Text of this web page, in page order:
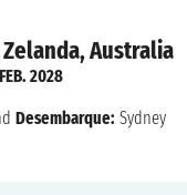
Australia
2028
Desembarque: Sydney